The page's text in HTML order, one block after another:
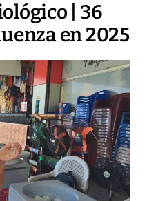
| 36
en 2025